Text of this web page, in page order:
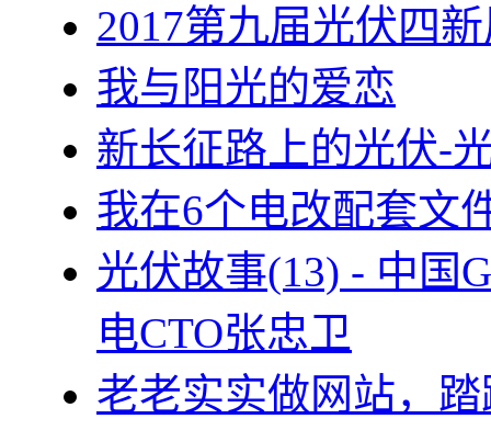
2017第九届光伏四
我与阳光的爱恋
新长征路上的光伏-
我在6个电改配套文
光伏故事(13) - 中国
电CTO张忠卫
老老实实做网站，